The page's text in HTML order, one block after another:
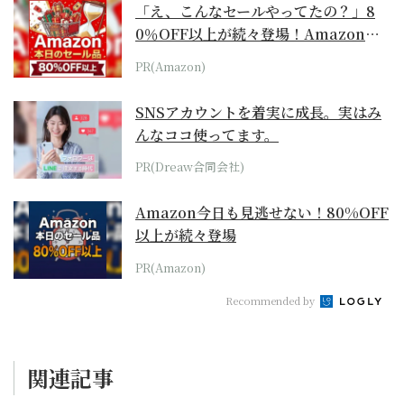
「え、こんなセールやってたの？」8
0％OFF以上が続々登場！Amazonの
本気が...
PR(Amazon)
SNSアカウントを着実に成長。実はみ
んなココ使ってます。
PR(Dreaw合同会社)
Amazon今日も見逃せない！80%OFF
以上が続々登場
PR(Amazon)
Recommended by
関連記事